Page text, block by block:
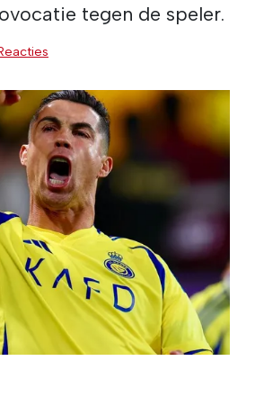
tegen de speler.